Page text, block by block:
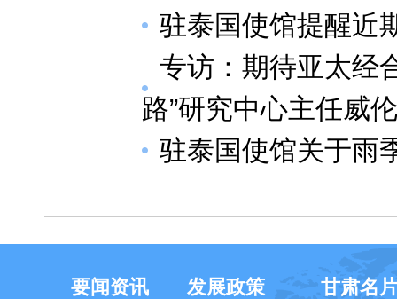
驻泰国使馆提醒近
专访：期待亚太经
路”研究中心主任威
驻泰国使馆关于雨
要闻资讯 发展政策 甘肃名